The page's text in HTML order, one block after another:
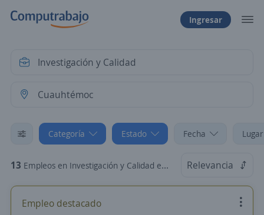
Ingresar
Categoría Estado Fecha
13 Empleos en Investigación y Calidad en Cuauhtémoc, Ciudad de México DF Relevancia
Empleo destacado